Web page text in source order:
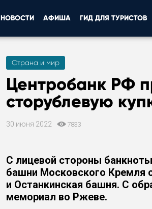
НОВОСТИ АФИША ГИД ДЛЯ ТУРИСТОВ
Страна и мир
Центробанк РФ
сторублевую
30 июня 2022 7833
С лицевой стороны
башни Московского Кремля
и Останкинская башня. С
мемориал во Ржеве.